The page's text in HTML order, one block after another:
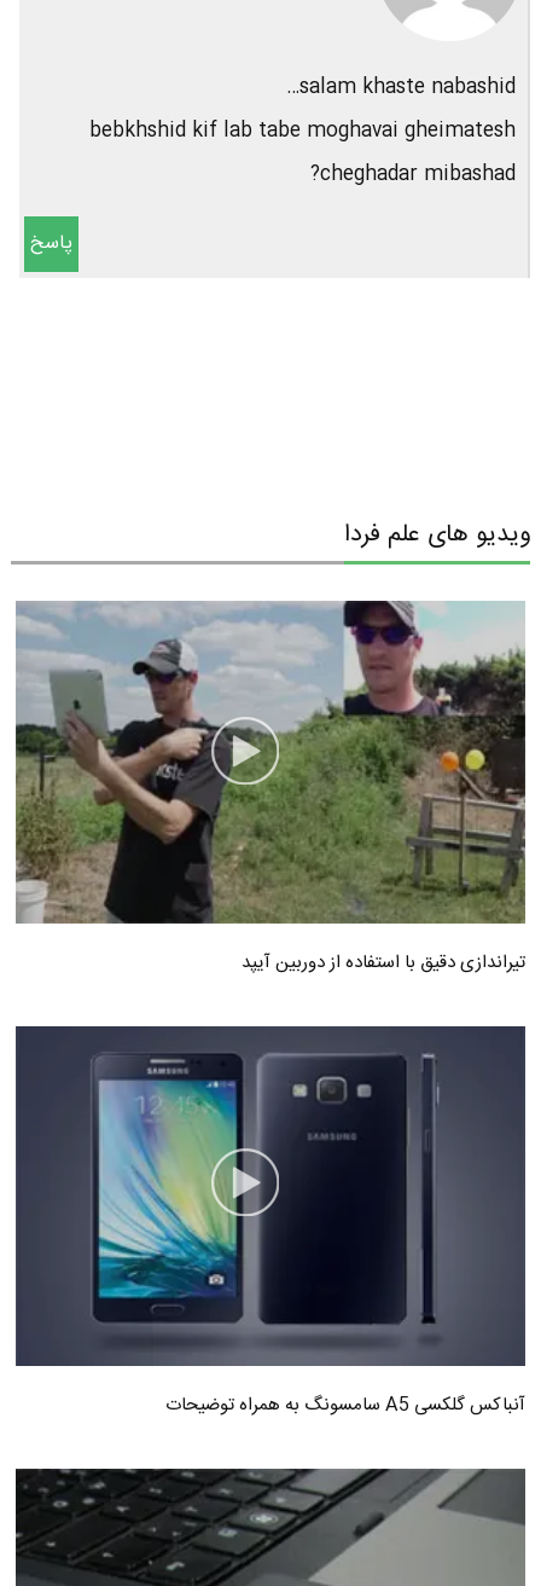
salam khaste nabashid…
bebkhshid kif lab tabe moghavai gheimatesh
cheghadar mibashad?
پاسخ
ویدیو های علم فردا
تیراندازی دقیق با استفاده از دوربین آیپد
آنباکس گلکسی A5 سامسونگ به همراه توضیحات